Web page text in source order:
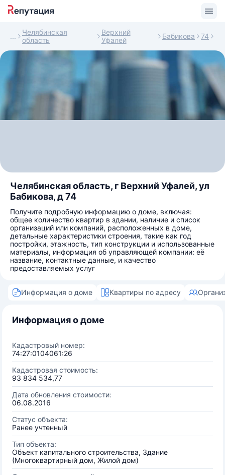
Челябинская
область
Верхний
Уфалей
Бабикова 74
Челябинская область, г Верхний Уфалей, ул
Бабикова, д 74
Получите подробную информацию о доме, включая:
общее количество квартир в здании, наличие и список
организаций или компаний, расположенных в доме,
детальные характеристики строения, такие как год
постройки, этажность, тип конструкции и использованные
материалы, информация об управляющей компании: её
название, контактные данные, и качество
предоставляемых услуг
Информация о доме Квартиры по адресу
Информация о доме
Кадастровый номер:
74:27:0104061:26
Кадастровая стоимость:
93 834 534,77
Дата обновления стоимости:
06.08.2016
Статус объекта:
Ранее учтенный
Тип объекта:
Объект капитального строительства, Здание
(Многоквартирный дом, Жилой дом)